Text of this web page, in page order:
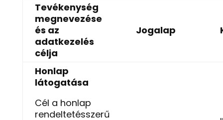
Tevékenység
megnevezése
és az
adatkezelés
célja
Jogalap
Honlap
látogatása
Cél a honlap
rendeltetésszerű